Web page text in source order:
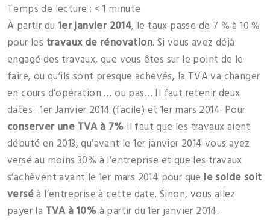
Temps de lecture : < 1 minute
À partir du 1er janvier 2014, le taux passe de 7 % à 10 %
pour les travaux de rénovation. Si vous avez déjà
engagé des travaux, que vous êtes sur le point de le
faire, ou qu’ils sont presque achevés, la TVA va changer
en cours d’opération … ou pas… Il faut retenir deux
dates : 1er Janvier 2014 (facile) et 1er mars 2014. Pour
conserver une TVA à 7% il faut que les travaux aient
débuté en 2013, qu’avant le 1er janvier 2014 vous ayez
versé au moins 30% à l’entreprise et que les travaux
s’achèvent avant le 1er mars 2014 pour que le solde soit
verséà l’entreprise à cette date. Sinon, vous allez
payer la TVA à 10%à partir du 1er janvier 2014.